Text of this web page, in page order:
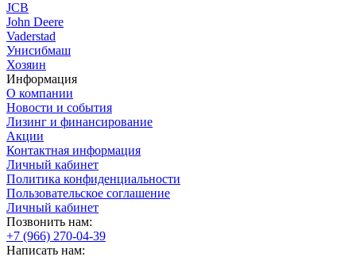
JCB
John Deere
Vaderstad
Унисибмаш
Хозяин
Информация
О компании
Новости и события
Лизинг и финансирование
Акции
Контактная информация
Личный кабинет
Политика конфиденциальности
Пользовательское соглашение
Личный кабинет
Позвонить нам:
+7 (966) 270-04-39
Написать нам: